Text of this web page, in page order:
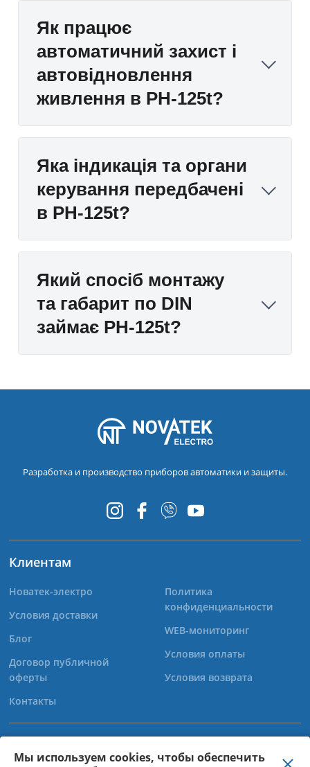
Мы используем cookies, чтобы обеспечить
Як працює
автоматичний захист і
автовідновлення
живлення в РН-125t?
Яка індикація та органи
керування передбачені
в РН-125t?
Який спосіб монтажу
та габарит по DIN
займає РН-125t?
Разработка и производство приборов автоматики и защиты.
Клиентам
Новатек-электро
Условия доставки
Блог
Договор публичной
оферты
Контакты
Политика
конфиденциальности
WEB-мониторинг
Условия оплаты
Условия возврата
+38 (067) 565-37-68